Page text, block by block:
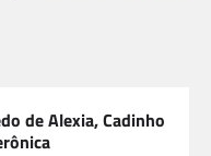
de Alexia, Cadinho